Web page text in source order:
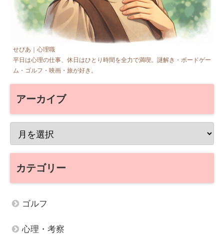
せぴあ｜心理職
平日は心理の仕事、休日はひとり時間を全力で満喫。謎解き・ボードゲー
ム・ゴルフ・映画・旅が好き。
アーカイブ
カテゴリー
ゴルフ
心理・考察